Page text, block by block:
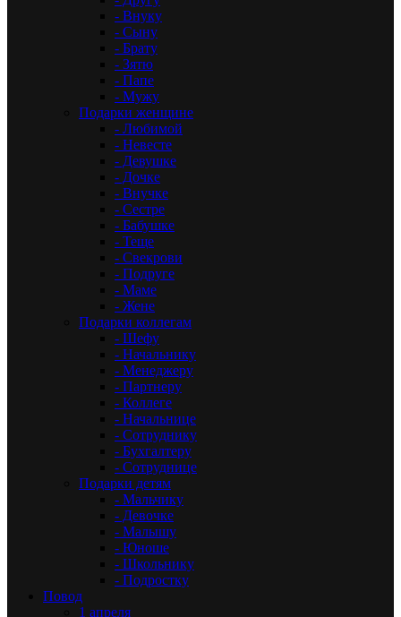
- Внуку
- Сыну
- Брату
- Зятю
- Папе
- Мужу
Подарки женщине
- Любимой
- Невесте
- Девушке
- Дочке
- Внучке
- Сестре
- Бабушке
- Теще
- Свекрови
- Подруге
- Маме
- Жене
Подарки коллегам
- Шефу
- Начальнику
- Менеджеру
- Партнеру
- Коллеге
- Начальнице
- Сотруднику
- Бухгалтеру
- Сотруднице
Подарки детям
- Мальчику
- Девочке
- Малышу
- Юноше
- Школьнику
- Подростку
Повод
1 апреля